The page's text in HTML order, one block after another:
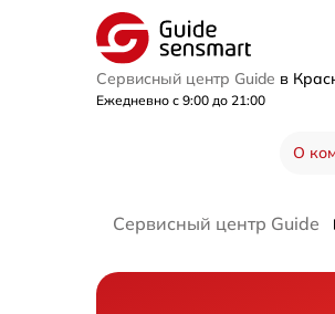
Сервисный центр Guide в
Ежедневно с 9:00 до 21:00
О
Сервисный центр Guide